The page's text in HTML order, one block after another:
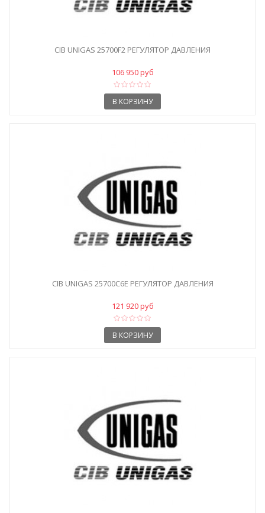
CIB UNIGAS 25700F2 РЕГУЛЯТОР ДАВЛЕНИЯ
106 950 руб
В КОРЗИНУ
CIB UNIGAS 25700C6E РЕГУЛЯТОР ДАВЛЕНИЯ
121 920 руб
В КОРЗИНУ